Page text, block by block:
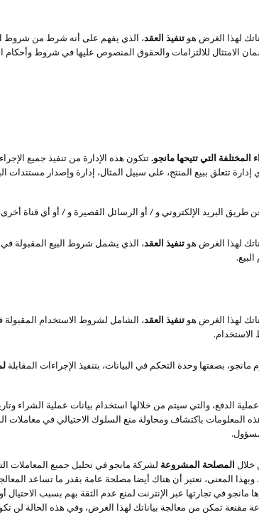
لهذا الغرض هو تنفيذ العقد، الذي يفهم على أنه شرط من شروط
الامتثال للالتزامات والحقوق المنصوص عليها في شروط وأحكام
التي تتيحها مانجو.تتكون هذه الإدارة من تنفيذ جميع
تتعلق ببيع المنتج، على سبيل المثال، إدارة وإصدار مستندات
البريد الإلكتروني و / أو الرسائل القصيرة و / أو أي قناة
لهذا الغرض هو تنفيذ العقد، الذي يشمل شروط البيع المقبولة في
لهذا الغرض هو تنفيذ العقد، الشامل لشروط الاستخدام
الاستخدام.
بصفتها وحدة التحكم في البيانات، بتنفيذ الإجراءات المقابلة
عملية الدفع، والتي سيتم من خلالها استخدام بيانات عملية
هذه المعلومات باكتشاف ومحاولة منع السلوك الاحتيالي في
خلال المصلحة المشروعة لشركة مانجو في تحليل جميع المعاملات
المعنى، نعتبر أن هناك أيضا مصلحة عامة بقدر ما تساعد
في تجارتها عبر الإنترنت لمنع عدم الثقة بهم بسبب الاحتيال
مقنعة تمكن من معالجة بياناتك لهذا الغرض، وفي هذه الحالة لن